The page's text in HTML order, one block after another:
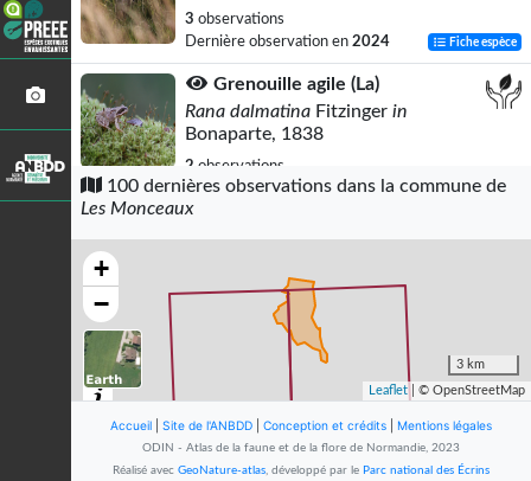
3 observations
Dernière observation en 2024 Fiche espèce
Grenouille agile (La)
Rana dalmatina Fitzinger in
Bonaparte, 1838
2 observations
Dernière observation en2011 Fiche espèce
(Borkhausen, 1797)
observations
Dernière observation en
Blaireau européen
Meles meles(Linnaeus, 1758)
observations
Fiche espèce
100 dernières observations dans la commune de
Les Monceaux
+
−
3 km
Leaflet | © OpenStreetMap
Accueil Site de l'ANBDD Conception et crédits Mentions légales
ODIN - Atlas de la faune et de la flore de Normandie, 2023
Réalisé avec GeoNature-atlas, développé par le Parc national des Écrins